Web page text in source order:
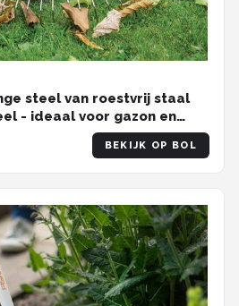
steel van roestvrij staal
- ideaal voor gazon en
lawn rake
BEKIJK OP BOL